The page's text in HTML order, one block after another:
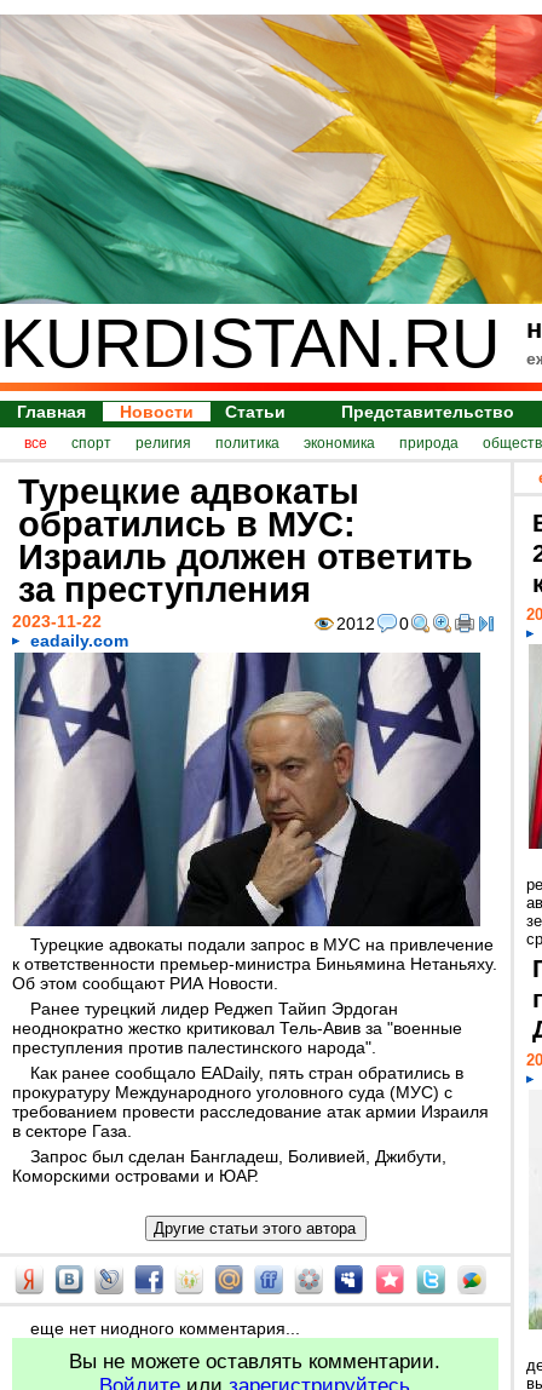
KURDISTAN.RU
Главная Новости Статьи Представительство
все спорт религия политика экономика природа
Турецкие адвокаты
обратились в МУС:
Израиль должен ответить
за преступления
2012 0
2023-11-22
eadaily.com
Турецкие адвокаты подали запрос в МУС на привлечение
к ответственности премьер-министра Биньямина Нетаньяху.
Об этом сообщают РИА Новости.
Ранее турецкий лидер Реджеп Тайип Эрдоган
неоднократно жестко критиковал Тель-Авив за "военные
преступления против палестинского народа".
Как ранее сообщало EADaily, пять стран обратились в
прокуратуру Международного уголовного суда (МУС) с
требованием провести расследование атак армии Израиля
в секторе Газа.
Запрос был сделан Бангладеш, Боливией, Джибути,
Коморскими островами и ЮАР.
еще нет ниодного комментария...
Вы не можете оставлять комментарии.